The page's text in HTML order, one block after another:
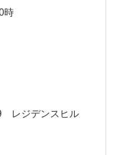
時
レジデンスヒル